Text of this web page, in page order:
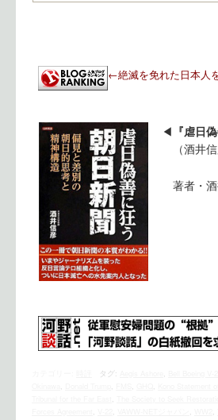
←絶滅を免れた日本人
◀︎ 『虐日
（酒井信
著者・酒
タグ: ,
, , , ,
,
, , , ,